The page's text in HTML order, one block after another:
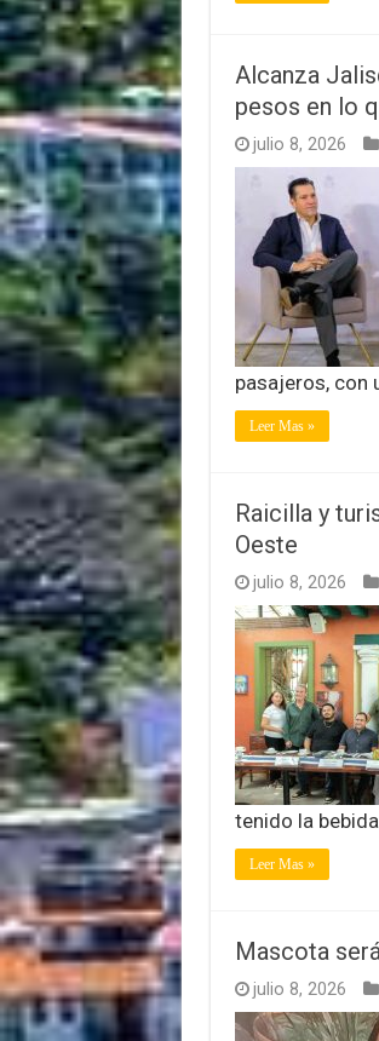
Alcanza
pesos en lo
julio 8, 2026
pasajeros, con
Leer Mas »
Raicilla y
Oeste
julio 8, 2026
tenido la
Leer Mas »
Mascota
julio 8, 2026